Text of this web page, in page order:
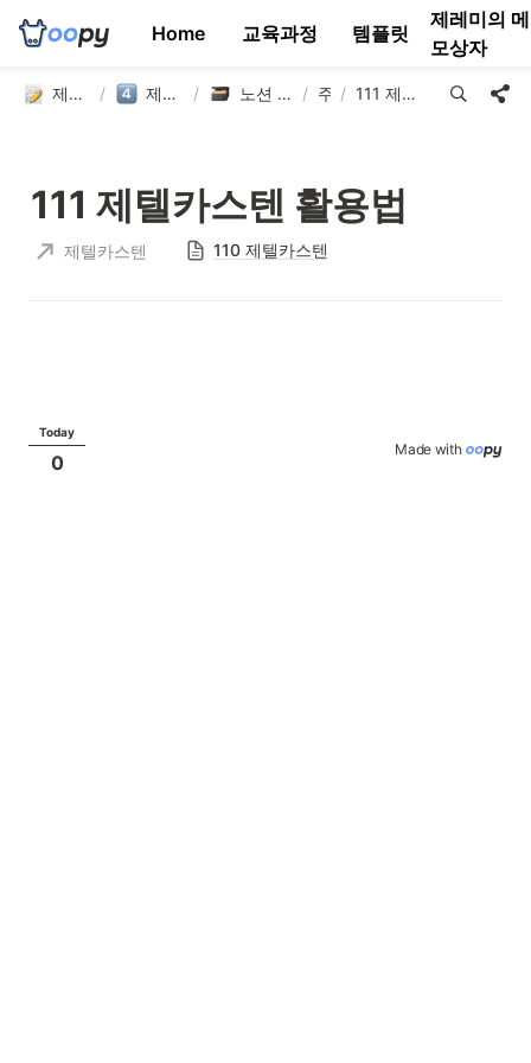
제텔카스텐 연구소 / 제텔카스텐 템플릿 / 노션 제텔카스텐 템플릿 / 주제/ 111 제텔카스텐 활용법
111 제텔카스텐 활용법
제텔카스텐 110 제텔카스텐
Today
0
Made with
Home 교육과정 템플릿
제레미의 메
모상자